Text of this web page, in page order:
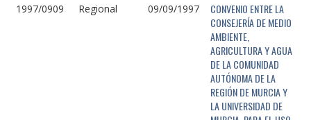
1997/0909 Regional 09/09/1997
CONVENIO ENTRE LA
CONSEJERÍA DE MEDIO
AMBIENTE,
AGRICULTURA Y AGUA
DE LA COMUNIDAD
AUTÓNOMA DE LA
REGIÓN DE MURCIA Y
LA UNIVERSIDAD DE